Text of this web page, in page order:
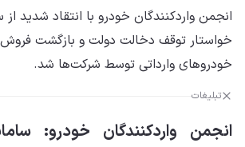
انجمن واردکنندگان خودرو با انتقاد شدید از
خواستار توقف دخالت دولت و بازگشت
خودروهای وارداتی توسط شرکت‌ها شد.
تبلیغات
انجمن واردکنندگان خودرو: